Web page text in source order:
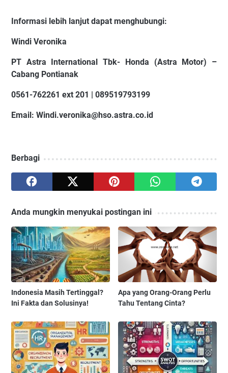
Informasi lebih lanjut dapat menghubungi:
Windi Veronika
PT Astra International Tbk- Honda (Astra Motor) –
Cabang Pontianak
0561-762261 ext 201 | 089519793199
Email: Windi.veronika@hso.astra.co.id
Berbagi
Anda mungkin menyukai postingan ini
Indonesia Masih Tertinggal?
Ini Fakta dan Solusinya!
Apa yang Orang-Orang Perlu
Tahu Tentang Cinta?